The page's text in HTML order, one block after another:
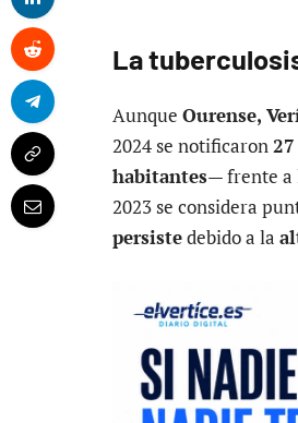
La
Aunque Ourense,
2024 se notificaron
habitantes— frente a
2023 se considera
persistedebido a la